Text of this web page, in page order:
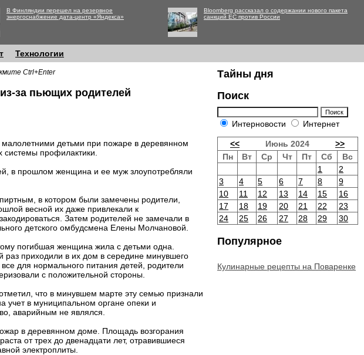
В Финляндии перешел на резервное
энергоснабжение дата-центр «Яндекса»
Bloomberg рассказал о содержании нового пакета
санкций ЕС против России
Технологии
Ctrl+Enter
за пьющих родителей
детьми при пожаре в деревянном
профилактики.
в прошлом женщина и ее муж злоупотребляли
в котором были замечены родители,
весной их даже привлекали к
Затем родителей не замечали в
детского омбудсмена Елены Молчановой.
погибшая женщина жила с детьми одна.
раз приходили в их дом в середине минувшего
для нормального питания детей, родители
с положительной стороны.
что в минувшем марте эту семью признали
учет в муниципальном органе опеки и
аварийным не являлся.
в деревянном доме. Площадь возгорания
от трех до двенадцати лет, отравившиеся
электроплиты.
Тайны дня
Поиск
Интерновости Интернет
<< Июнь 2024
>>
Пн
Вт Ср Чт Пт Сб
Вс
1
2
3
4 5 6 7 8
9
10
11 12 13 14 15
16
17
18 19 20 21 22
23
24
25 26 27 28 29 30
Популярное
Кулинарные рецепты на Поваренке